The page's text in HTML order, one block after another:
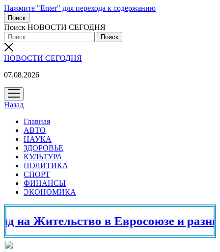
Нажмите "Enter" для перехода к содержанию
Поиск
Поиск НОВОСТИ СЕГОДНЯ
НОВОСТИ СЕГОДНЯ
07.08.2026
открыть
меню
Назад
Главная
АВТО
НАУКА
ЗДОРОВЬЕ
КУЛЬТУРА
ПОЛИТИКА
СПОРТ
ФИНАНСЫ
ЭКОНОМИКА
в Евросоюзе и разных